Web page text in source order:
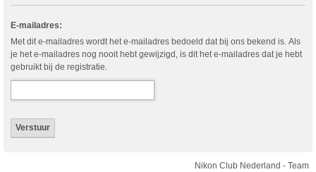
E-mailadres:
Met dit e-mailadres wordt het e-mailadres bedoeld dat bij ons bekend is. Als
je het e-mailadres nog nooit hebt gewijzigd, is dit het e-mailadres dat je hebt
gebruikt bij de registratie.
Nikon Club Nederland - Team